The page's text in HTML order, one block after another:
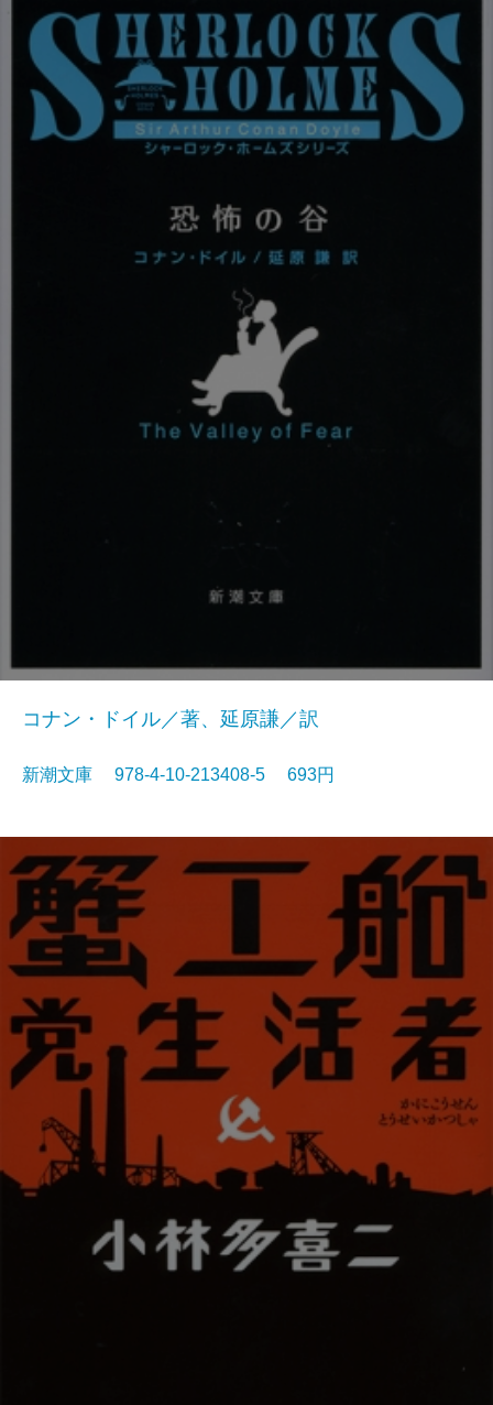
コナン・ドイル／著、延原謙／訳
新潮文庫 978-4-10-213408-5 693円